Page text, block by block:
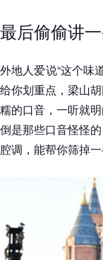
最后偷偷讲
外地人爱说“这个味
给你划重点，梁山
糯的口音，一听就
倒是那些口音怪怪
腔调，能帮你筛掉一